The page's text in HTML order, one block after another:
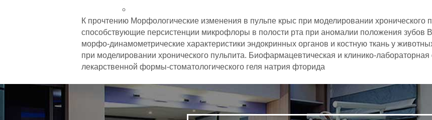
К прочтению Морфологические изменения в пульпе крыс при моделировании хронического
способствующие персистенции микрофлоры в полости рта при аномалии положения зубов
морфо-динамометрические характеристики эндокринных органов и костную ткань у
при моделировании хронического пульпита. Биофармацевтическая и клинико-
лекарственной формы-стоматологического геля натрия фторида